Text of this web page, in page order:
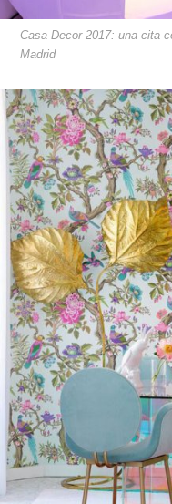
Casa Decor 2017: una cita
Madrid